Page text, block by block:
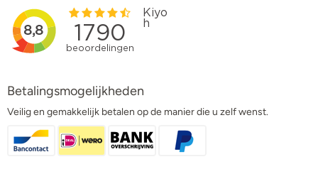
Betalingsmogelijkheden
Veilig en gemakkelijk betalen op de manier die u zelf wenst.